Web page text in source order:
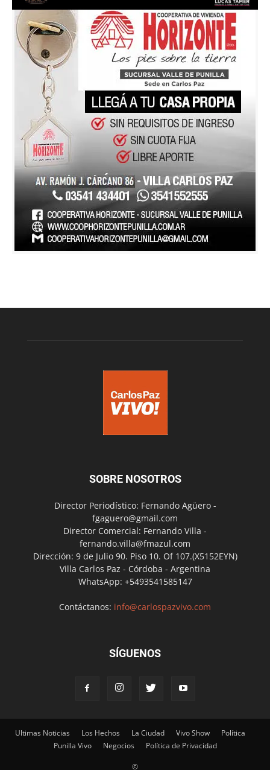
SOBRE NOSOTROS
Director Periodístico: Fernando Agüero -
fgaguero@gmail.com
Director Comercial: Fernando Villa -
fernando.villa@fmazul.com
Dirección: 9 de Julio 90. Piso 10. Of 107.(X5152EYN)
Villa Carlos Paz - Córdoba - Argentina
WhatsApp: +5493541585147
Contáctanos: info@carlospazvivo.com
SÍGUENOS
Ultimas Noticias Los Hechos La Ciudad Vivo Show
Política
Punilla Vivo
Negocios Política de Privacidad
©